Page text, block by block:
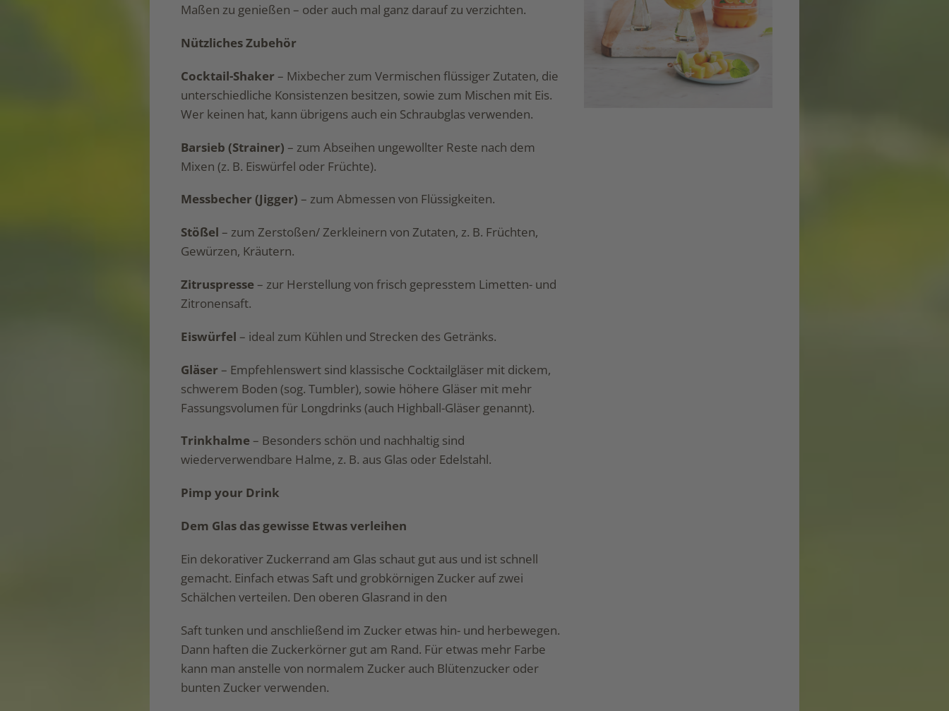
Maßen zu genießen – oder auch mal ganz darauf zu verzichten.
Nützliches Zubehör
Cocktail-Shaker – Mixbecher zum Vermischen flüssiger Zutaten, die
unterschiedliche Konsistenzen besitzen, sowie zum Mischen mit Eis.
Wer keinen hat, kann übrigens auch ein Schraubglas verwenden.
Barsieb (Strainer) – zum Abseihen ungewollter Reste nach dem
Mixen (z. B. Eiswürfel oder Früchte).
Messbecher (Jigger) – zum Abmessen von Flüssigkeiten.
Stößel – zum Zerstoßen/ Zerkleinern von Zutaten, z. B. Früchten,
Gewürzen, Kräutern.
Zitruspresse – zur Herstellung von frisch gepresstem Limetten- und
Zitronensaft.
Eiswürfel – ideal zum Kühlen und Strecken des Getränks.
Gläser – Empfehlenswert sind klassische Cocktailgläser mit dickem,
schwerem Boden (sog. Tumbler), sowie höhere Gläser mit mehr
Fassungsvolumen für Longdrinks (auch Highball-Gläser genannt).
Trinkhalme – Besonders schön und nachhaltig sind
wiederverwendbare Halme, z. B. aus Glas oder Edelstahl.
Pimp your Drink
Dem Glas das gewisse Etwas verleihen
Ein dekorativer Zuckerrand am Glas schaut gut aus und ist schnell
gemacht. Einfach etwas Saft und grobkörnigen Zucker auf zwei
Schälchen verteilen. Den oberen Glasrand in den
Saft tunken und anschließend im Zucker etwas hin- und herbewegen.
Dann haften die Zuckerkörner gut am Rand. Für etwas mehr Farbe
kann man anstelle von normalem Zucker auch Blütenzucker oder
bunten Zucker verwenden.